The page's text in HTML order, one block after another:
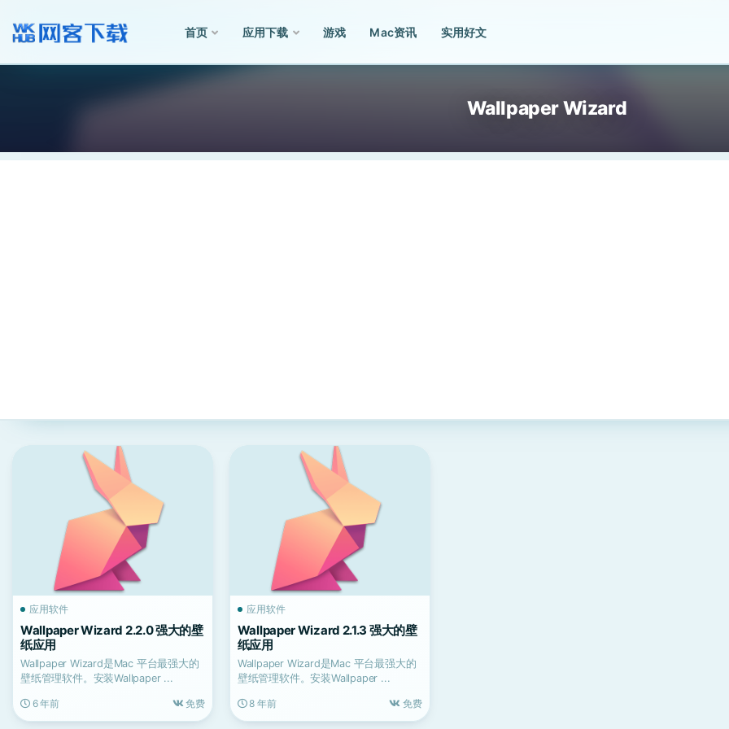
首页 应用下载 游戏 Mac资讯 实用好文
Wallpaper Wizard
应用软件
Wallpaper Wizard 2.2.0 强大的壁
纸应用
Wallpaper Wizard是Mac 平台最强大的
壁纸管理软件。安装Wallpaper ...
6 年前 免费
应用软件
Wallpaper Wizard 2.1.3 强大的壁
纸应用
Wallpaper Wizard是Mac 平台最强大的
壁纸管理软件。安装Wallpaper ...
8 年前 免费